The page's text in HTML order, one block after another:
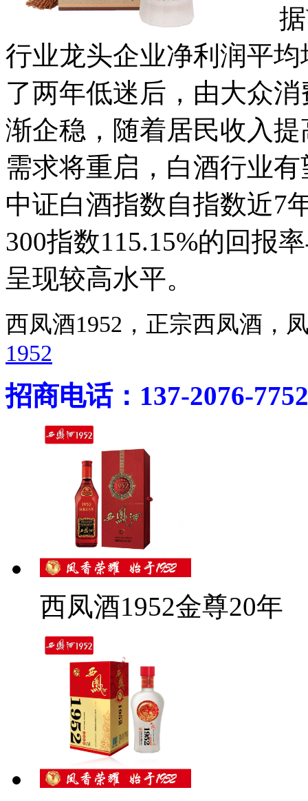
据
行业龙头企业净利润平
了两年低迷后，由大众
渐企稳，随着居民收入
需求将重启，白酒行业
中证白酒指数自指数近7
300指数115.15%的回报
呈现较高水平。
西凤酒1952，正宗西凤酒
1952
招商电话：137-2076-7752
西凤酒1952金尊20年